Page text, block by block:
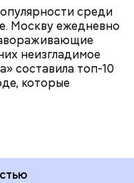
среди
Москву ежедневно
неизгладимое
составила топ-10
которые
А никто не
огромная
идешь по этому
долго, —